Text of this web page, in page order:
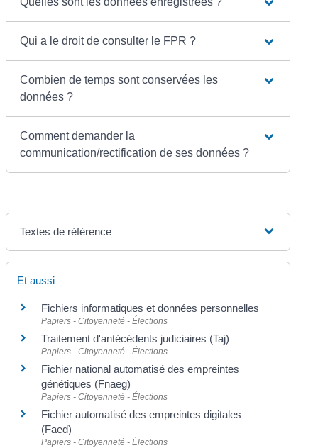
Qui a le droit de consulter le FPR ?
Combien de temps sont conservées les
données ?
Comment demander la
communication/rectification de ses données ?
Textes de référence
Et aussi
Fichiers informatiques et données personnelles
Papiers - Citoyenneté - Élections
Traitement d'antécédents judiciaires (Taj)
Papiers - Citoyenneté - Élections
Fichier national automatisé des empreintes
génétiques (Fnaeg)
Papiers - Citoyenneté - Élections
Fichier automatisé des empreintes digitales
(Faed)
Papiers - Citoyenneté - Élections